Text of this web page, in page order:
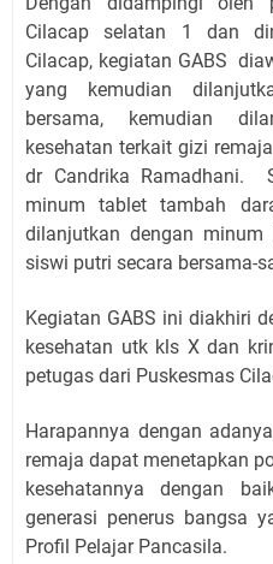
Cilacap selatan 1 dan
Cilacap, kegiatan GABS
yang kemudian
bersama, kemudian
kesehatan terkait gizi
dr Candrika Ramadhani.
minum tablet tambah
dilanjutkan dengan
siswi putri secara bersama-
Kegiatan GABS ini diakhiri
kesehatan utk kls X dan
petugas dari Puskesmas
Harapannya dengan
remaja dapat menetapkan
kesehatannya dengan
generasi penerus bangsa
Profil Pelajar Pancasila.